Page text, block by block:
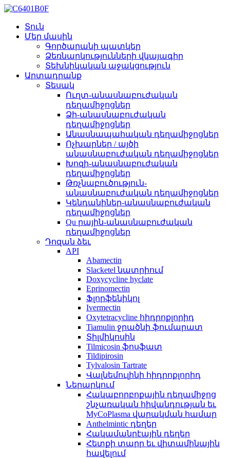
Տուն
Մեր մասին
Գործարանի պատկեր
Ձեռնարկությունների վկայագիր
Տեխնիկական աջակցություն
Արտադրանք
Տեսակ
Ուղտ-անասնաբուժական
դեղամիջոցներ
Ձի-անասնաբուժական
դեղամիջոցներ
Անասնապահական դեղամիջոցներ
Ոչխարներ / այծի
անասնաբուժական դեղամիջոցներ
Խոզի-անասնաբուժական
դեղամիջոցներ
Թռչնաբուծություն-
անասնաբուժական դեղամիջոցներ
Կենդանիներ-անասնաբուժական
դեղամիջոցներ
Qu րային-անասնաբուժական
դեղամիջոցներ
Դոզան ձեւ
API
Abamectin
Slacketel նատրիում
Doxycycline hyclate
Eprinomectin
Ֆլորֆենիկոլ
Ivermectin
Oxytetracycline հիդրոքլորիդ
Tiamulin ջրածնի ֆումարատ
Տիլմիկոսին
Tilmicosin ֆոսֆատ
Tildipirosin
Tylvalosin Tartrate
Վալնեմուլինի հիդրոքլորիդ
Ներարկում
Հակաբորբոքային դեղամիջոց
շնչառական հիվանդության եւ
MyCoPlasma վարակման համար
Anthelmintic դեղեր
Հակամանրէային դեղեր
Հետքի տարր եւ վիտամինային
հավելում